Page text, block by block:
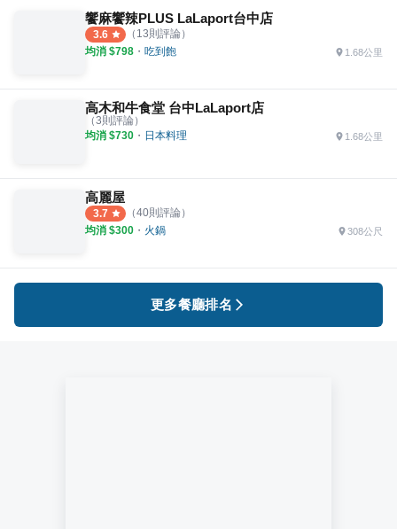
饗麻饗辣PLUS LaLaport台中店
3.6 （ 13則評論）
均消 $798 ・ 吃到飽 1.68公里
高木和牛食堂 台中LaLaport店
（3則評論）
均消 $730 ・ 日本料理 1.68公里
高麗屋
3.7 （40則評論）
均消 $300 ・ 火鍋 308公尺
更多餐廳排名